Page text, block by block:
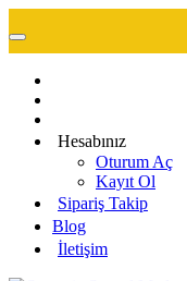
Hesabınız
Oturum Aç
Kayıt Ol
Sipariş Takip
Blog
İletişim